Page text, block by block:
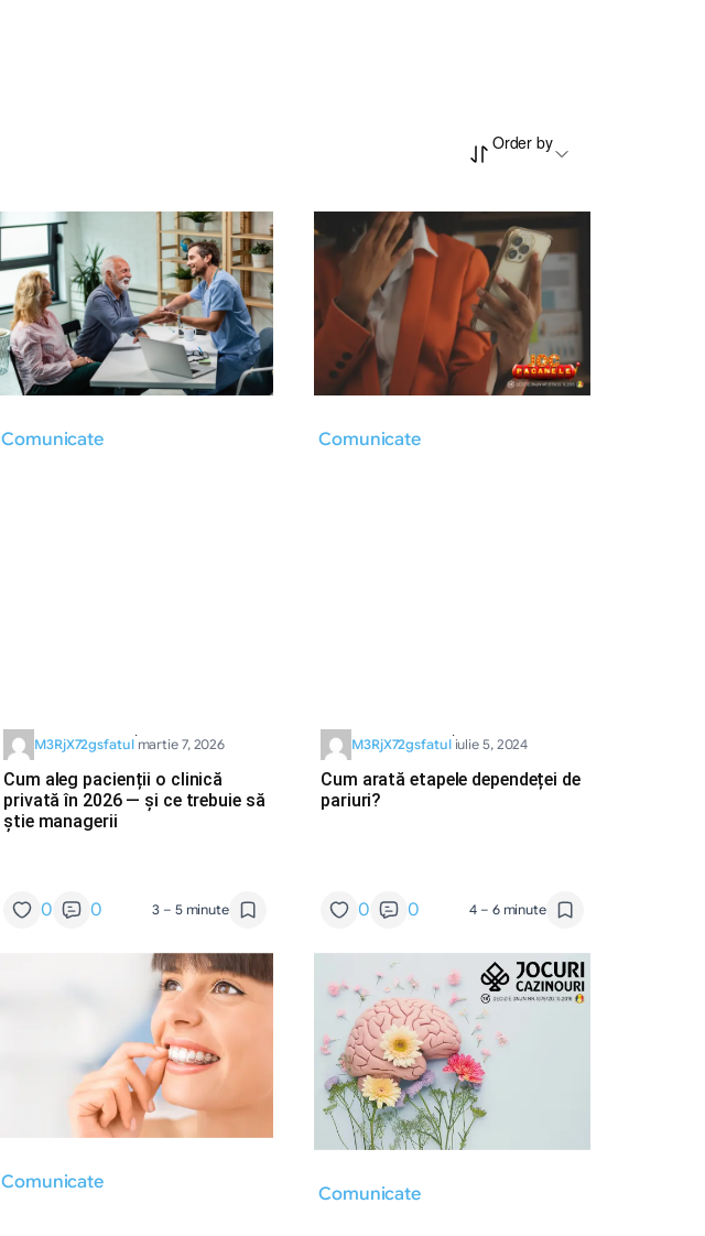
Order by
Comunicate
M3RjX72gsfatul
·
martie 7, 2026
Cum aleg pacienții o clinică
privată în 2026 — și ce trebuie să
știe managerii
0 0 3 – 5 minute
Comunicate
M3RjX72gsfatul
·
iulie 5, 2024
Cum arată etapele dependeței de
pariuri?
0 0 4 – 6 minute
Comunicate
Comunicate